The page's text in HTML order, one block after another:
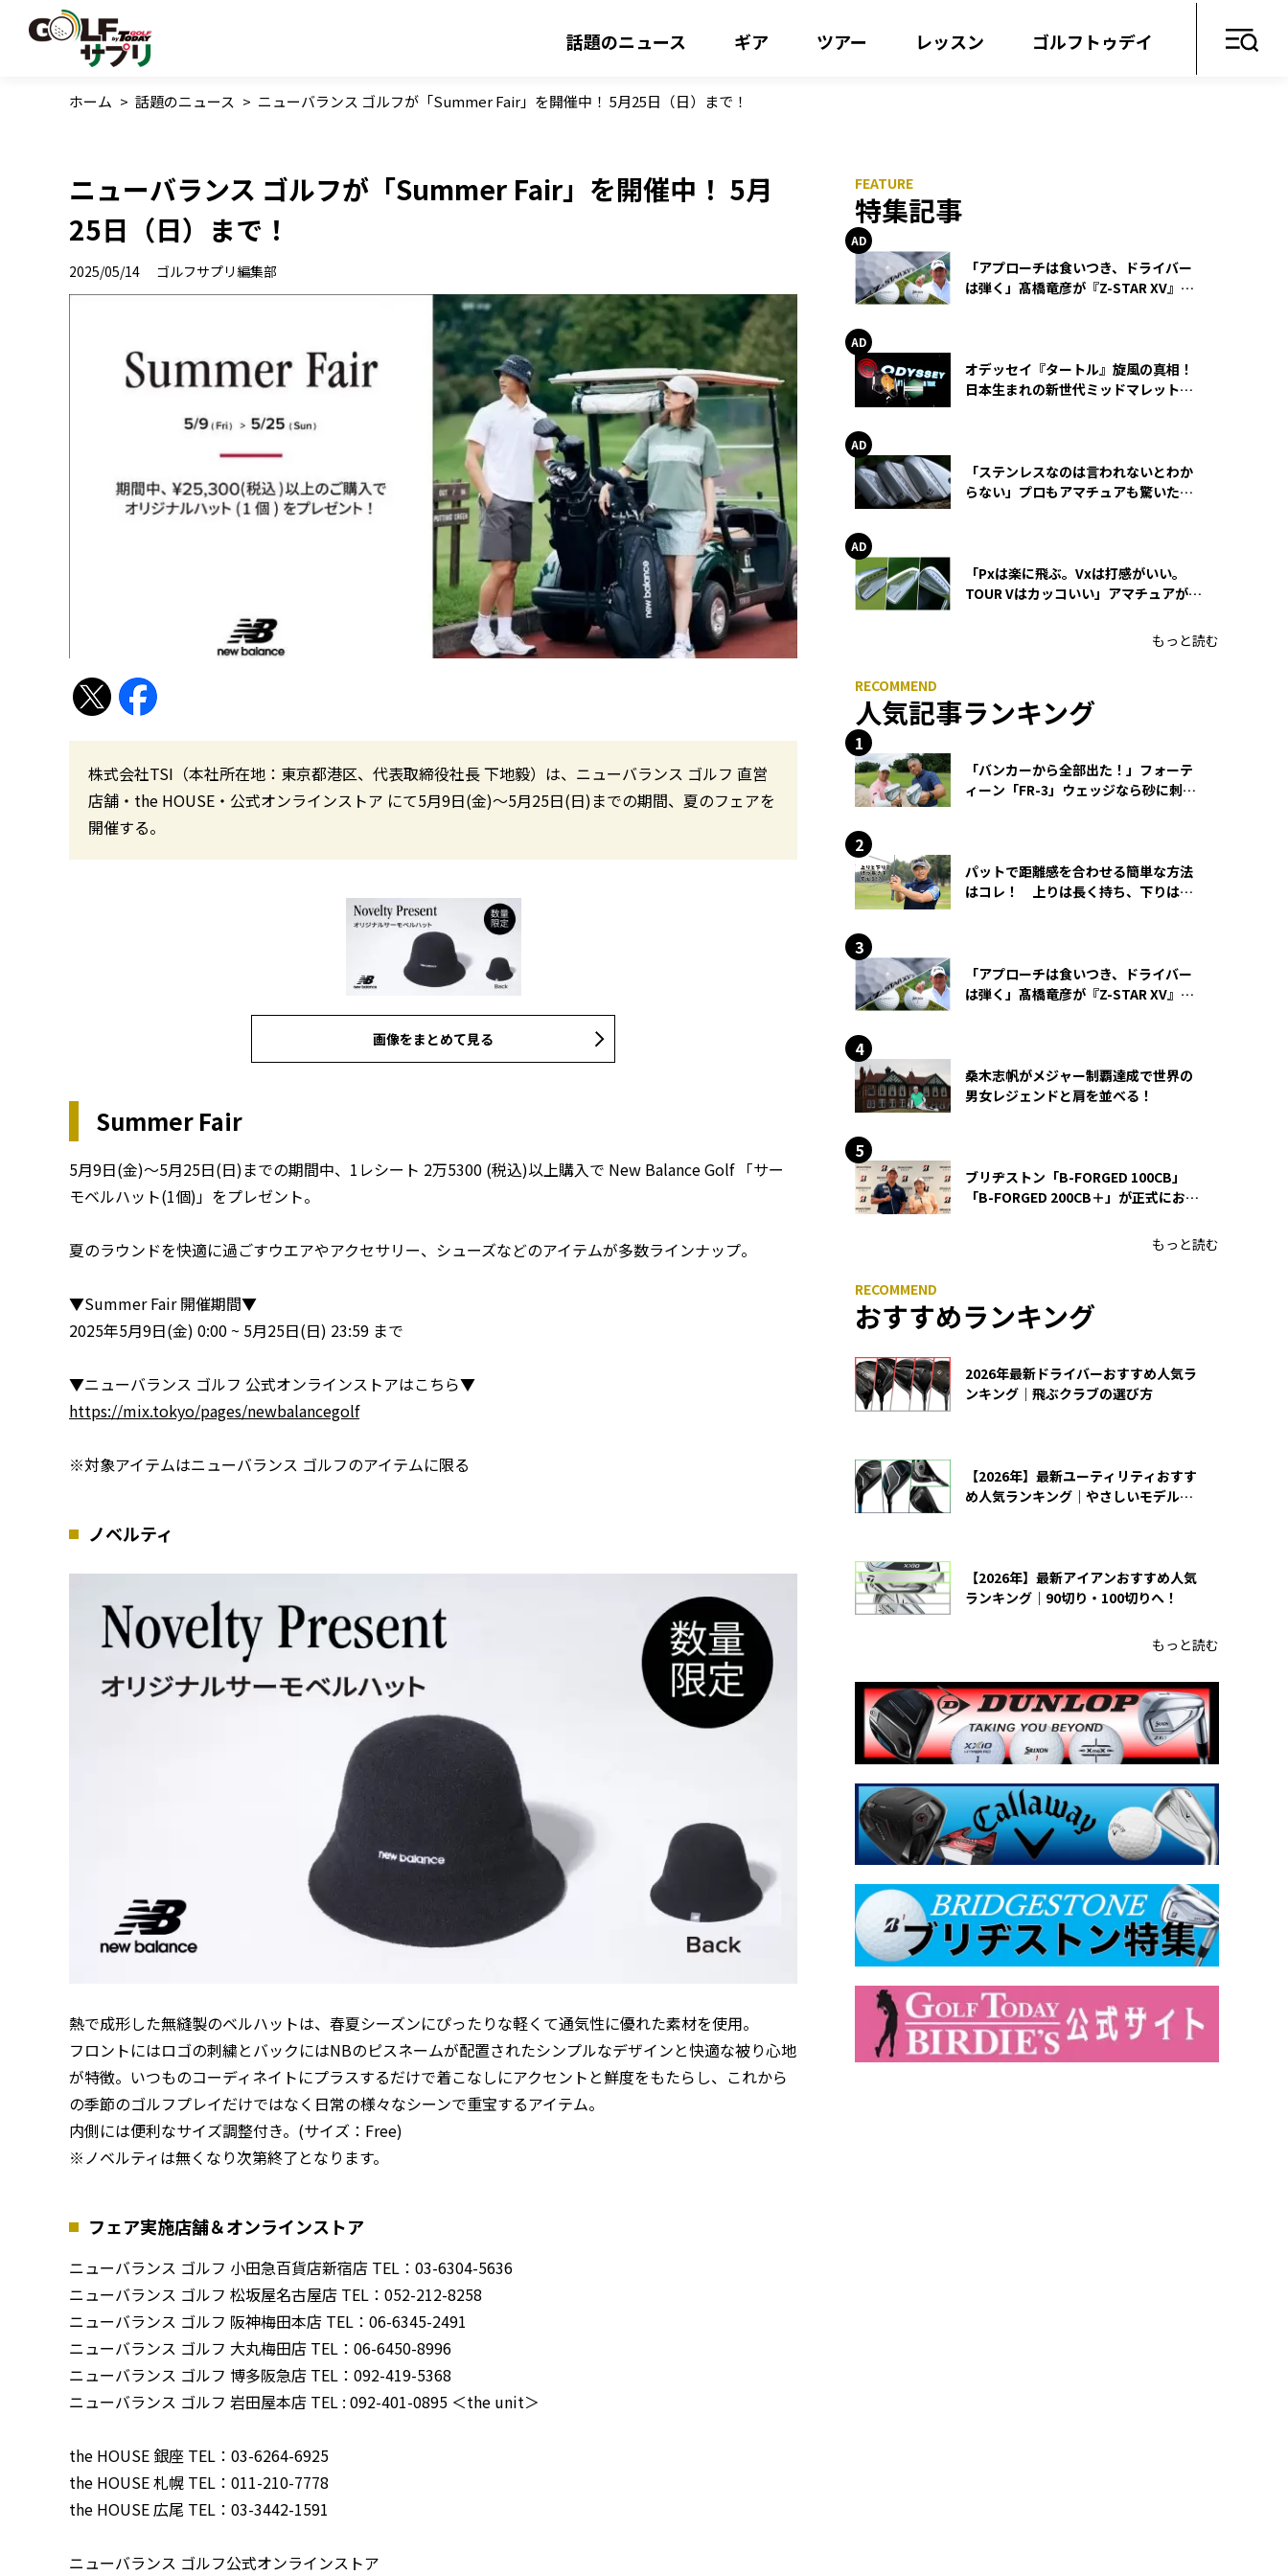
話題のニュース ギア ツアー レッスン ゴルフトゥデイ
ホーム > 話題のニュース > ニューバランス ゴルフが「Summer Fair」を開催中！ 5月25日（日）まで！
ニューバランス ゴルフが「Summer Fair」を開催中！ 5月
25日（日）まで！
2025/05/14 ゴルフサプリ編集部
株式会社TSI（本社所在地：東京都港区、代表取締役社長 下地毅）は、ニューバランス ゴルフ 直営
店舗・the HOUSE・公式オンラインストア にて5月9日(金)～5月25日(日)までの期間、夏のフェアを
開催する。
画像をまとめて見る
Summer Fair
5月9日(金)～5月25日(日)までの期間中、1レシート 2万5300 (税込)以上購入で New Balance Golf 「サー
モベルハット(1個)」をプレゼント。
夏のラウンドを快適に過ごすウエアやアクセサリー、シューズなどのアイテムが多数ラインナップ。
▼Summer Fair 開催期間▼
2025年5月9日(金) 0:00 ~ 5月25日(日) 23:59 まで
▼ニューバランス ゴルフ 公式オンラインストアはこちら▼
https://mix.tokyo/pages/newbalancegolf
※対象アイテムはニューバランス ゴルフのアイテムに限る
ノベルティ
熱で成形した無縫製のベルハットは、春夏シーズンにぴったりな軽くて通気性に優れた素材を使用。
フロントにはロゴの刺繍とバックにはNBのピスネームが配置されたシンプルなデザインと快適な被り心地
が特徴。いつものコーディネイトにプラスするだけで着こなしにアクセントと鮮度をもたらし、これから
の季節のゴルフプレイだけではなく日常の様々なシーンで重宝するアイテム。
内側には便利なサイズ調整付き。(サイズ：Free)
※ノベルティは無くなり次第終了となります。
フェア実施店舗＆オンラインストア
ニューバランス ゴルフ 小田急百貨店新宿店 TEL：03-6304-5636
ニューバランス ゴルフ 松坂屋名古屋店 TEL：052-212-8258
ニューバランス ゴルフ 阪神梅田本店 TEL：06-6345-2491
ニューバランス ゴルフ 大丸梅田店 TEL：06-6450-8996
ニューバランス ゴルフ 博多阪急店 TEL：092-419-5368
ニューバランス ゴルフ 岩田屋本店 TEL : 092-401-0895 ＜the unit＞
the HOUSE 銀座 TEL：03-6264-6925
the HOUSE 札幌 TEL：011-210-7778
the HOUSE 広尾 TEL：03-3442-1591
ニューバランス ゴルフ公式オンラインストア
特集記事
「アプローチは食いつき、ドライバー
は弾く」髙橋竜彦が『Z-STAR XV』を
オデッセイ『タートル』旋風の真相！
日本生まれの新世代ミッドマレットが
「ステンレスなのは言われないとわか
らない」プロもアマチュアも驚いた
「Pxは楽に飛ぶ。Vxは打感がいい。
TOUR Vはカッコいい」アマチュアが選
もっと読む
人気記事ランキング
「バンカーから全部出た！」フォーテ
ィーン「FR-3」ウェッジなら砂に刺さ
パットで距離感を合わせる簡単な方法
はコレ！ 上りは長く持ち、下りは短
「アプローチは食いつき、ドライバー
は弾く」髙橋竜彦が『Z-STAR XV』を
桑木志帆がメジャー制覇達成で世界の
男女レジェンドと肩を並べる！
ブリヂストン「B-FORGED 100CB」
「B-FORGED 200CB＋」が正式にお披
もっと読む
おすすめランキング
2026年最新ドライバーおすすめ人気ラ
ンキング｜飛ぶクラブの選び方
【2026年】最新ユーティリティおすす
め人気ランキング｜やさしいモデルの
【2026年】最新アイアンおすすめ人気
ランキング｜90切り・100切りへ！
もっと読む